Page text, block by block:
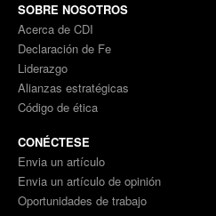
SOBRE NOSOTROS
Acerca de CDI
Declaración de Fe
Liderazgo
Alianzas estratégicas
Código de ética
CONÉCTESE
Envia un artículo
Envia un artículo de opinión
Oportunidades de trabajo